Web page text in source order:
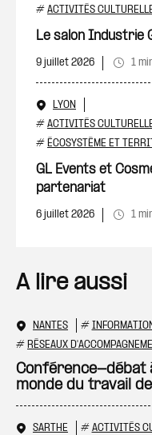
# ACTIVITÉS
Le salon Industrie
9 juillet 2026 1
LYON
# ACTIVITÉS
# ÉCOSYSTÈME ET
GL Events et
partenariat
6 juillet 2026 1
A lire aussi
NANTES #
# RÉSEAUX
Conférence-débat
monde du travail
SARTHE # ACTIVITÉS